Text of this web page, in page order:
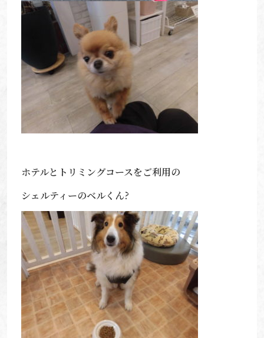
ホテルとトリミングコースをご利用の
シェルティーのベルくん?